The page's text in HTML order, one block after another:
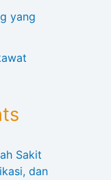
yang
Sakit
dan